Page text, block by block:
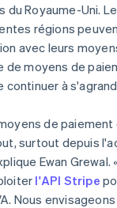
du Royaume-Uni.
régions
avec leurs
de moyens de
continuer à
de
surtout depuis
Ewan Grewal.
l'API Stripe
Nous